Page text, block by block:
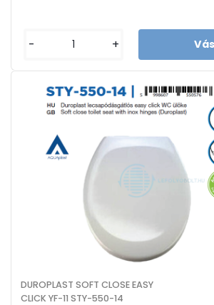
- +
DUROPLAST SOFT CLOSE EASY
CLICK YF-11 STY-550-14